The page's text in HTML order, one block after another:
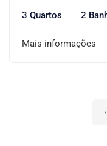
3 Quartos 2
Mais informações
‹